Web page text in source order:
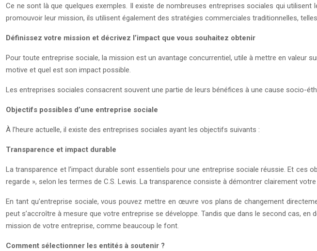
Ce ne sont là que quelques exemples. Il existe de nombreuses entreprises sociales qui
promouvoir leur mission, ils utilisent également des stratégies commerciales traditionnelles,
Définissez votre mission et décrivez l’impact que vous souhaitez obtenir
Pour toute entreprise sociale, la mission est un avantage concurrentiel, utile à mettre en valeur
motive et quel est son impact possible.
Les entreprises sociales consacrent souvent une partie de leurs bénéfices à une cause socio-
Objectifs possibles d’une entreprise sociale
À l’heure actuelle, il existe des entreprises sociales ayant les objectifs suivants :
Transparence et impact durable
La transparence et l’impact durable sont essentiels pour une entreprise sociale réussie. Et ces
regarde », selon les termes de C.S. Lewis. La transparence consiste à démontrer clairement
En tant qu’entreprise sociale, vous pouvez mettre en œuvre vos plans de changement
peut s’accroître à mesure que votre entreprise se développe. Tandis que dans le second cas,
mission de votre entreprise, comme beaucoup le font.
Comment sélectionner les entités à soutenir ?